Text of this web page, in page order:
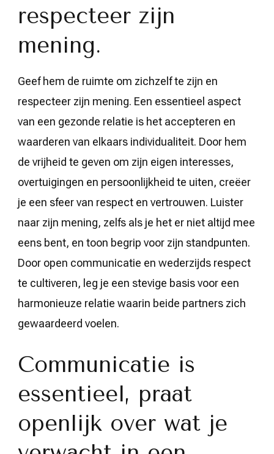
respecteer zijn
mening.
Geef hem de ruimte om zichzelf te zijn en
respecteer zijn mening. Een essentieel aspect
van een gezonde relatie is het accepteren en
waarderen van elkaars individualiteit. Door hem
de vrijheid te geven om zijn eigen interesses,
overtuigingen en persoonlijkheid te uiten, creëer
je een sfeer van respect en vertrouwen. Luister
naar zijn mening, zelfs als je het er niet altijd mee
eens bent, en toon begrip voor zijn standpunten.
Door open communicatie en wederzijds respect
te cultiveren, leg je een stevige basis voor een
harmonieuze relatie waarin beide partners zich
gewaardeerd voelen.
Communicatie is
essentieel, praat
openlijk over wat je